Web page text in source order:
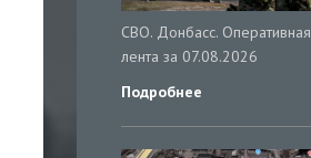
СВО. Донбасс. Оперативная
лента за 07.08.2026
Подробнее